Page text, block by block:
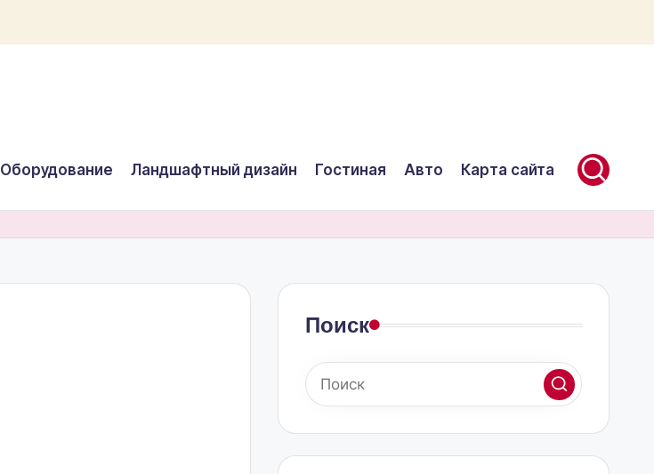
Оборудование Ландшафтный дизайн Гостиная Авто Карта сайта
Поиск